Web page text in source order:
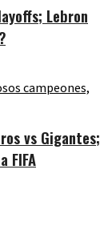
Lebron
vs Gigantes;
FIFA